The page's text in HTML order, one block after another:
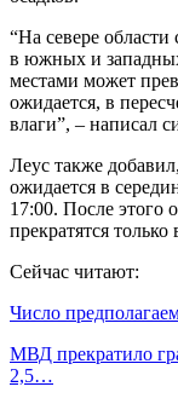
“На севере
в южных и
местами может
ожидается, в
влаги”, – написал
Леус также
ожидается в
17:00. После этого
прекратятся только
Сейчас читают:
Число
МВД прекратило
2,5…